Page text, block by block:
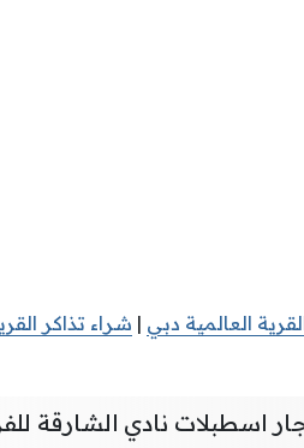
العالمية دبي | شراء تذاكر
اسطبلات نادي الشارقة